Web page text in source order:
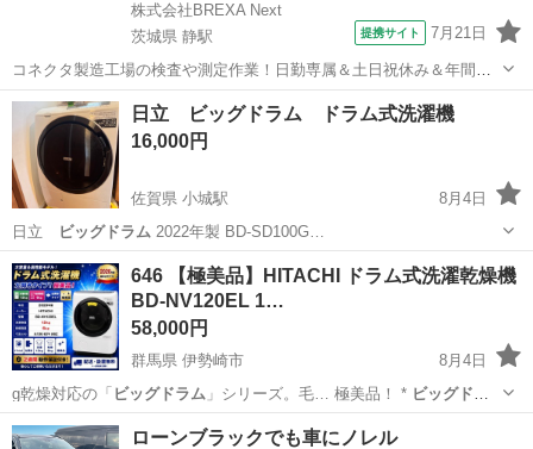
株式会社BREXA Next
茨城県 静駅
提携サイト 7月21日
コネクタ製造工場の検査や測定作業！日勤専属＆土日祝休み＆年間休
日128日★クリーンルーム内作業★マイカー通勤OK＆無料駐車場あり
★就業先食堂利用可！日払い制度あり！《茨城県常陸大宮市》 人気の
工場のお仕事 ◇コネクタ製造工...
茨城 常陸大宮市 静駅 その他
日立 ビッグドラム ドラム式洗濯機
16,000円
佐賀県 小城駅
8月4日
日立
ビッグドラム 2022年製 BD-SD100G…
佐賀 小城市 小城駅 生活家電
646 【極美品】HITACHI ドラム式洗濯乾燥機
BD-NV120EL 1…
58,000円
群馬県 伊勢崎市
8月4日
g乾燥対応の「 ビッグドラム 」シリーズ。毛… 極美品！ * ビッグドラ
ム搭載 * 大容…
群馬 伊勢崎市 生活家電 ビッグドラム
ローンブラックでも車にノレル